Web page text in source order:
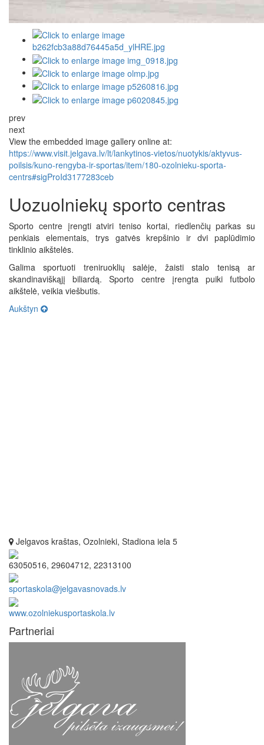
prev
next
View the embedded image gallery online at:
https://www.visit.jelgava.lv/lt/lankytinos-vietos/nuotykis/aktyvus-
poilsis/kuno-rengyba-ir-sportas/item/180-ozolnieku-sporta-
centrs#sigProId3177283ceb
Uozuolniekų sporto centras
Sporto centre įrengti atviri teniso kortai, riedlenčių parkas su
penkiais elementais, trys gatvės krepšinio ir dvi paplūdimio
tinklinio aikštelės.
Galima sportuoti treniruoklių salėje, žaisti stalo tenisą ar
skandinaviškąjį biliardą. Sporto centre įrengta puiki futbolo
aikštelė, veikia viešbutis.
Aukštyn
Jelgavos kraštas, Ozolnieki, Stadiona iela 5
63050516, 29604712, 22313100
sportaskola@jelgavasnovads.lv
www.ozolniekusportaskola.lv
Partneriai